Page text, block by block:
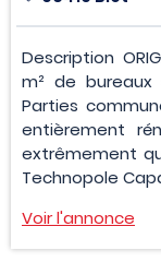
Description
m² de
Parties
entièrement
extrêmement
Technopole
Voir l'annonce